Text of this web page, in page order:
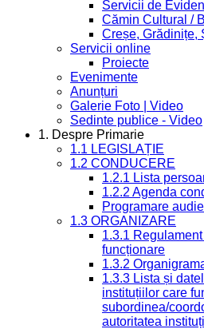
Servicii de
Cămin Cultural /
Creșe, Grădinițe,
Servicii online
Proiecte
Evenimente
Anunțuri
Galerie Foto | Video
Sedinte publice - Video
1. Despre Primarie
1.1 LEGISLAȚIE
1.2 CONDUCERE
1.2.1 Lista
1.2.2 Agenda
Programare
1.3 ORGANIZARE
1.3.1
funcționare
1.3.2
1.3.3 Lista și
instituțiilor care
subordinea/
autoritatea